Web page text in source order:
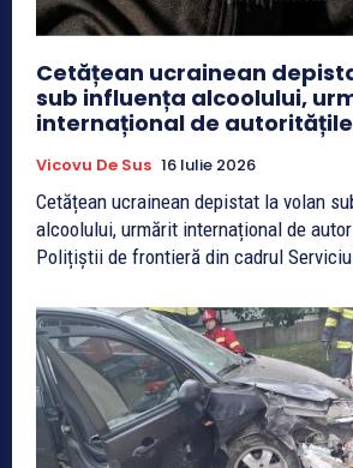
Cetățean ucrainean
sub influența alcoolului,
internațional de
Vicovu De Sus 16 Iulie 2026
Cetățean ucrainean depistat la volan
alcoolului, urmărit internațional de
Polițiștii de frontieră din cadrul